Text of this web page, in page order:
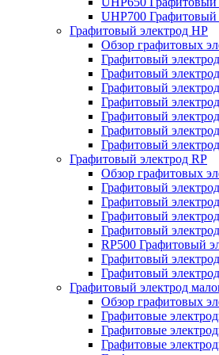
UHP700 Графитовый
Графитовый электрод HP
Обзор графитовых
Графитовый
Графитовый
Графитовый
Графитовый
Графитовый
Графитовый
Графитовый
Графитовый электрод RP
Обзор графитовых
Графитовый
Графитовый
Графитовый
Графитовый
RP500 Графитовый
Графитовый
Графитовый
Графитовый электрод
Обзор графитовых
Графитовые
Графитовые
Графитовые